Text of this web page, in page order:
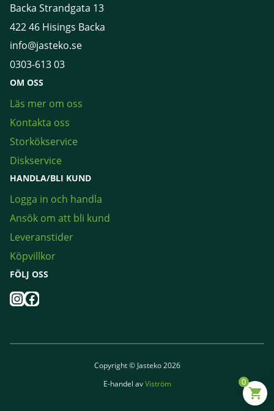
Backa Strandgata 13
422 46 Hisings Backa
info@jasteko.se
0303-613 03
OM OSS
Läs mer om oss
Kontakta oss
Storkökservice
Diskservice
HANDLA/BLI KUND
Logga in och handla
Ansök om att bli kund
Leveranstider
Köpvillkor
FÖLJ OSS
Instagram
Facebook
Copyright © Jasteko 2026
E-handel avViström 0